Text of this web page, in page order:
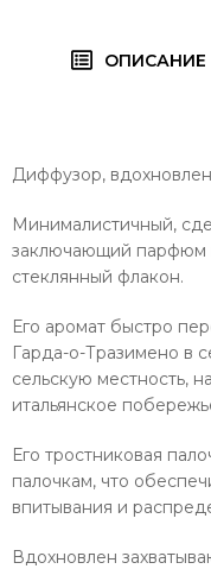
ОПИСАНИЕ
Диффузор,
Минималистичный,
заключающий парфюм
стеклянный флакон.
Его аромат быстро
Гарда-о-Тразимено в
сельскую местность,
итальянское
Его тростниковая
палочкам, что
впитывания и
Вдохновлен